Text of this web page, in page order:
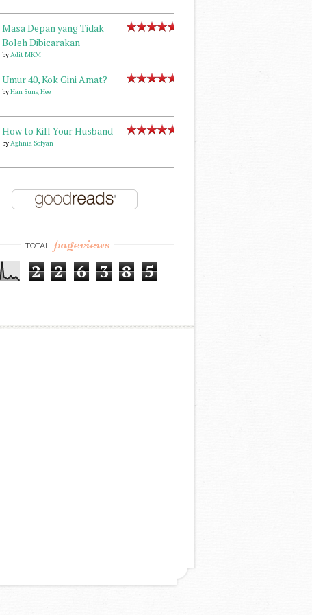
Masa Depan yang Tidak
Boleh Dibicarakan
byAdit MKM
Umur 40, Kok Gini Amat?
byHan Sung Hee
How to Kill Your Husband
byAghnia Sofyan
TOTAL pageviews
2 2 6 3 8 5